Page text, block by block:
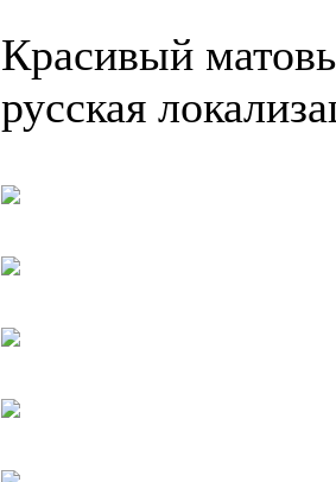
Красивый
русская